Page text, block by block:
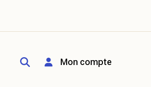
Mon compte